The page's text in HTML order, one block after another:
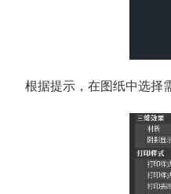
根据提示，在图纸中选择